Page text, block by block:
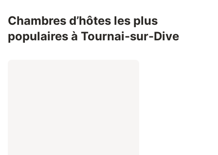
Chambres d’hôtes les plus
populaires à Tournai-sur-Dive